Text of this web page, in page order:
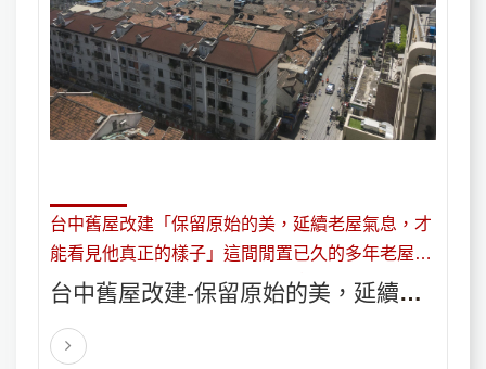
台中舊屋改建「保留原始的美，延續老屋氣息，才
能看見他真正的樣子」這間閒置已久的多年老屋，
因為地理位置良好，屋主便再次拿出來整理。
台中舊屋改建-保留原始的美，延續老
屋氣息